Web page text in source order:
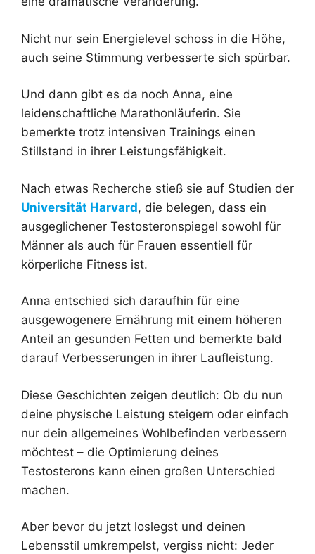
Nicht nur sein Energielevel schoss in die Höhe,
auch seine Stimmung verbesserte sich spürbar.
Und dann gibt es da noch Anna, eine
leidenschaftliche Marathonläuferin. Sie
bemerkte trotz intensiven Trainings einen
Stillstand in ihrer Leistungsfähigkeit.
Nach etwas Recherche stieß sie auf Studien der
Universität Harvard, die belegen, dass ein
ausgeglichener Testosteronspiegel sowohl für
Männer als auch für Frauen essentiell für
körperliche Fitness ist.
Anna entschied sich daraufhin für eine
ausgewogenere Ernährung mit einem höheren
Anteil an gesunden Fetten und bemerkte bald
darauf Verbesserungen in ihrer Laufleistung.
Diese Geschichten zeigen deutlich: Ob du nun
deine physische Leistung steigern oder einfach
nur dein allgemeines Wohlbefinden verbessern
möchtest – die Optimierung deines
Testosterons kann einen großen Unterschied
machen.
Aber bevor du jetzt loslegst und deinen
Lebensstil umkrempelst, vergiss nicht: Jeder